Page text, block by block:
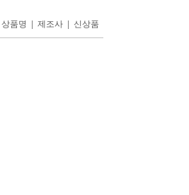
상품명 제조사 신상품